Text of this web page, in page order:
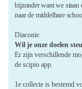
bijzonder want we staan
naar de middelbare
Diaconie
Wil je onze doelen
Er zijn verschillende
de scipio app.
1e collecte is bestemd